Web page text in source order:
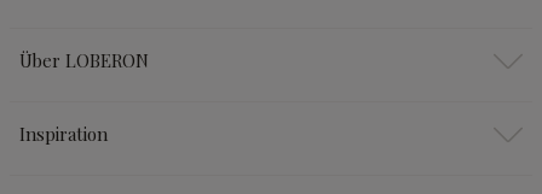
Über LOBERON
Inspiration